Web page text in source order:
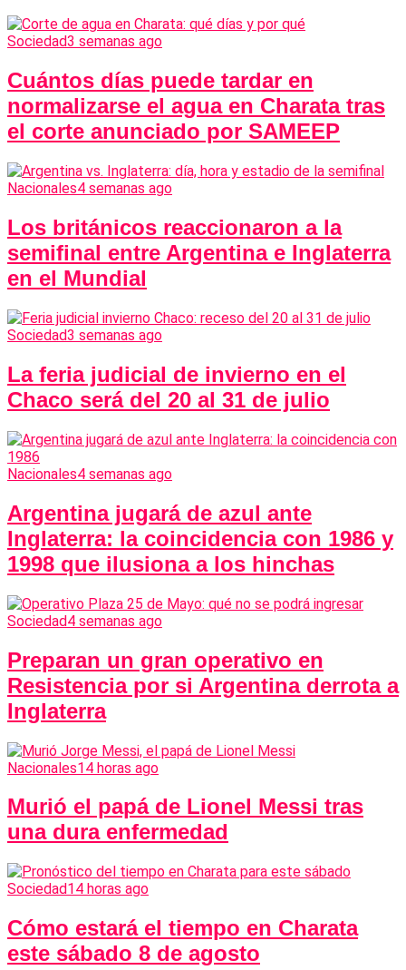
Sociedad3 semanas ago
Cuántos días puede tardar en
normalizarse el agua en Charata tras
el corte anunciado por SAMEEP
Nacionales4 semanas ago
Los británicos reaccionaron a la
semifinal entre Argentina e Inglaterra
en el Mundial
Sociedad3 semanas ago
La feria judicial de invierno en el
Chaco será del 20 al 31 de julio
Nacionales4 semanas ago
Argentina jugará de azul ante
Inglaterra: la coincidencia con 1986 y
1998 que ilusiona a los hinchas
Sociedad4 semanas ago
Preparan un gran operativo en
Resistencia por si Argentina derrota a
Inglaterra
Nacionales14 horas ago
Murió el papá de Lionel Messi tras
una dura enfermedad
Sociedad14 horas ago
Cómo estará el tiempo en Charata
este sábado 8 de agosto